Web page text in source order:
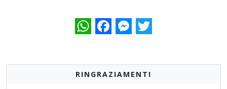
WhatsAppFacebookMessenger
Twitter
RINGRAZIAMENTI